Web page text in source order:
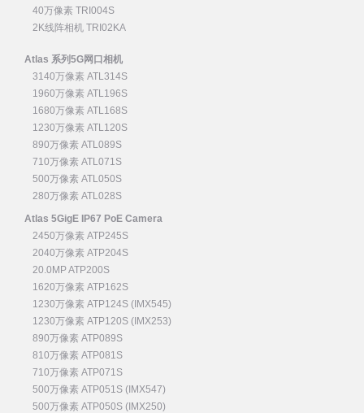
40万像素 TRI004S
2K线阵相机 TRI02KA
Atlas 系列5G网口相机
3140万像素 ATL314S
1960万像素 ATL196S
1680万像素 ATL168S
1230万像素 ATL120S
890万像素 ATL089S
710万像素 ATL071S
500万像素 ATL050S
280万像素 ATL028S
Atlas 5GigE IP67 PoE Camera
2450万像素 ATP245S
2040万像素 ATP204S
20.0MP ATP200S
1620万像素 ATP162S
1230万像素 ATP124S (IMX545)
1230万像素 ATP120S (IMX253)
890万像素 ATP089S
810万像素 ATP081S
710万像素 ATP071S
500万像素 ATP051S (IMX547)
500万像素 ATP050S (IMX250)